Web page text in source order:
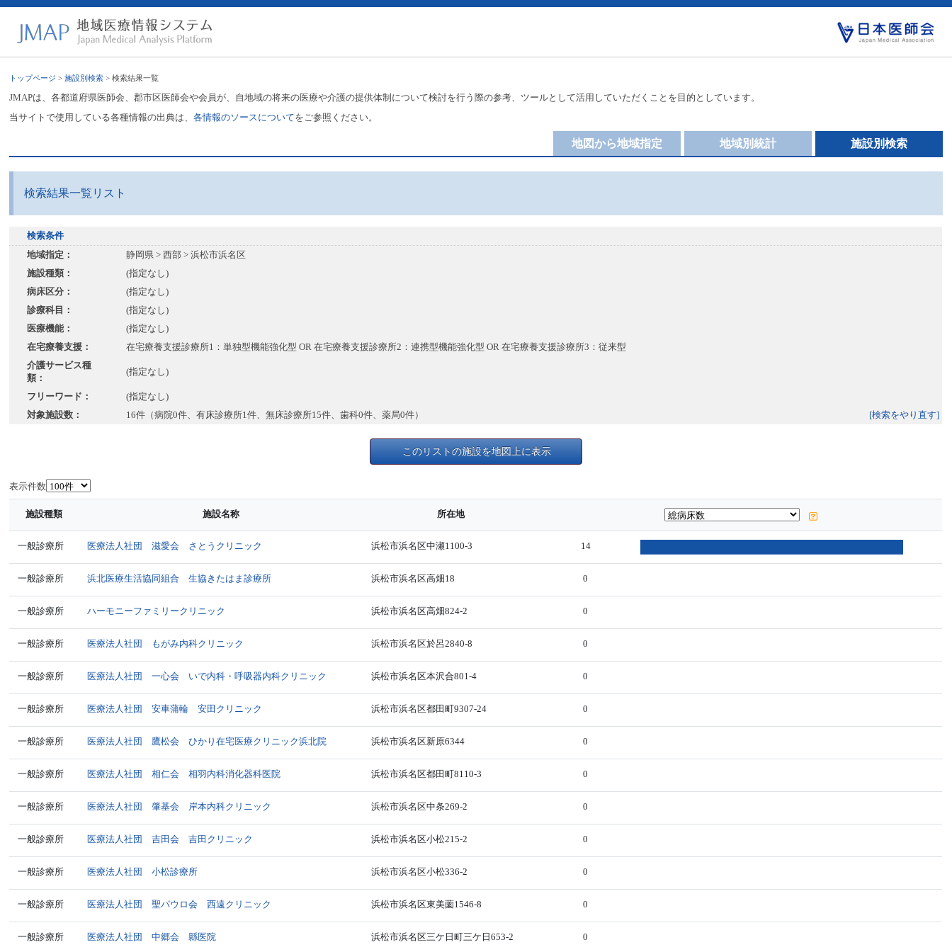
トップページ >施設別検索 > 検索結果一覧
JMAPは、各都道府県医師会、郡市区医師会や会員が、自地域の将来の医療や介護の提供体制について検討を行う際の参考、ツールとして活用していただくことを目的としています。
当サイトで使用している各種情報の出典は、各情報のソースについてをご参照ください。
施設別検索
地域別統計
地図から地域指定
検索結果一覧リスト
検索条件
地域指定：
静岡県 > 西部 > 浜松市浜名区
施設種類：
(指定なし)
病床区分：
(指定なし)
診療科目：
(指定なし)
医療機能：
(指定なし)
在宅療養支援：
在宅療養支援診療所1：単独型機能強化型 OR 在宅療養支援診療所2：連携型機能強化型 OR 在宅療養支援診療所3：従来型
介護サービス種
類：
(指定なし)
フリーワード：
(指定なし)
対象施設数：
16件（病院0件、有床診療所1件、無床診療所15件、歯科0件、薬局0件） [検索をやり直す]
このリストの施設を地図上に表示
表示件数
施設種類 施設名称 所在地
一般診療所 医療法人社団 滋愛会 さとうクリニック 浜松市浜名区中瀬1100-3 14
一般診療所 浜北医療生活協同組合 生協きたはま診療所 浜松市浜名区高畑18 0
一般診療所 ハーモニーファミリークリニック 浜松市浜名区高畑824-2 0
一般診療所 医療法人社団 もがみ内科クリニック 浜松市浜名区於呂2840-8 0
一般診療所 医療法人社団 一心会 いで内科・呼吸器内科クリニック 浜松市浜名区本沢合801-4 0
一般診療所 医療法人社団 安車蒲輪 安田クリニック 浜松市浜名区都田町9307-24 0
一般診療所 医療法人社団 鷹松会 ひかり在宅医療クリニック浜北院 浜松市浜名区新原6344 0
一般診療所 医療法人社団 相仁会 相羽内科消化器科医院 浜松市浜名区都田町8110-3 0
一般診療所 医療法人社団 肇基会 岸本内科クリニック 浜松市浜名区中条269-2 0
一般診療所 医療法人社団 吉田会 吉田クリニック 浜松市浜名区小松215-2 0
一般診療所 医療法人社団 小松診療所 浜松市浜名区小松336-2 0
一般診療所 医療法人社団 聖パウロ会 西遠クリニック 浜松市浜名区東美薗1546-8 0
一般診療所 医療法人社団 中郷会 縣医院 浜松市浜名区三ケ日町三ケ日653-2 0